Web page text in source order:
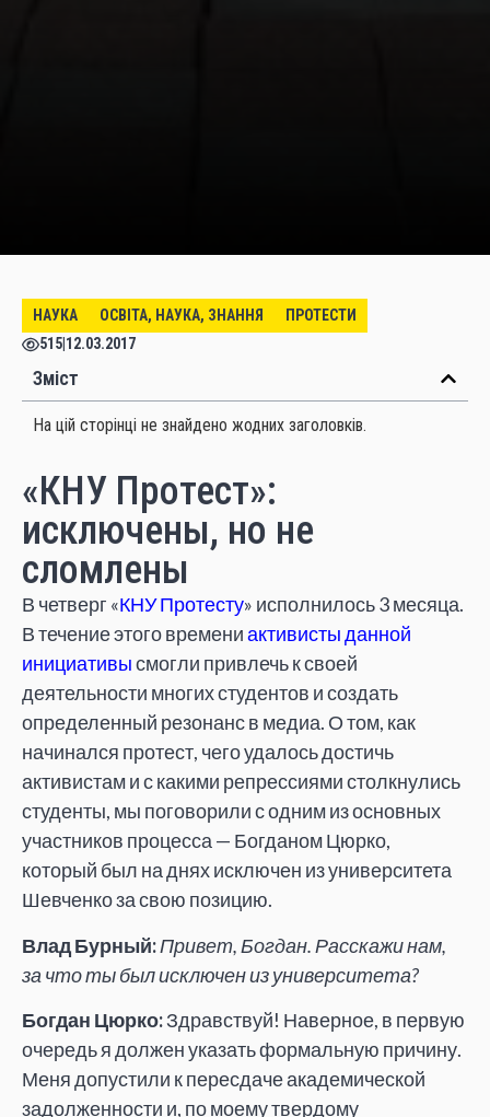
НАУКА ОСВІТА, НАУКА, ЗНАННЯ
ПРОТЕСТИ
515 12.03.2017
Зміст
На цій сторінці не знайдено жодних заголовків.
«КНУ Протест»:
исключены, но не
сломлены
В четверг «КНУПротесту» исполнилось 3 месяца.
В течение этого времениактивисты данной
инициативысмогли привлечь к своей
деятельности многих студентов и создать
определенный резонанс в медиа. О том, как
начинался протест, чего удалось достичь
активистам и с какими репрессиями столкнулись
студенты, мы поговорили с одним из основных
участников процесса — Богданом Цюрко,
который был на днях исключен из университета
Шевченко за свою позицию.
Влад Бурный:Привет, Богдан. Расскажи нам,
за что ты был исключен из университета?
Богдан Цюрко:Здравствуй! Наверное, в первую
очередь я должен указать формальную причину.
Меня допустили к пересдаче академической
задолженности и, по моему твердому